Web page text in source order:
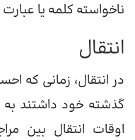
ناخواسته کلمه یا
انتقال
در انتقال، زمانی که
گذشته خود داشتند
اوقات انتقال بین